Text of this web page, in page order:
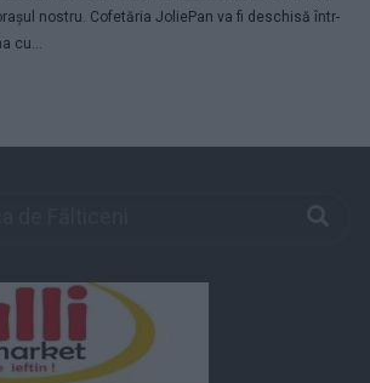
nostru. Cofetăria JoliePan va fi deschisă într-
cu...